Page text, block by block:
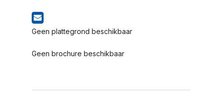
Geen plattegrond beschikbaar
Geen brochure beschikbaar